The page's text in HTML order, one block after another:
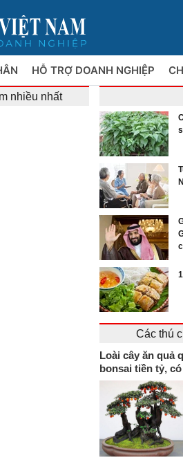
HỖ TRỢ DOANH NGHIỆP
nhiều nhất
Các thú
Loài cây ăn quả
bonsai tiền tỷ,